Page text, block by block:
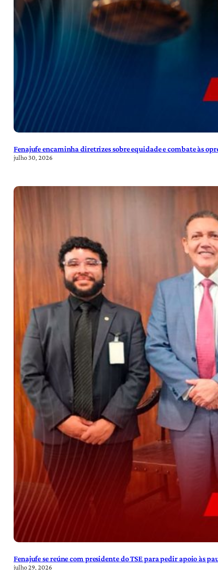
Fenajufe encaminha diretrizes sobre equidade e combate às
julho 30, 2026
Fenajufe se reúne com presidente do TSE para pedir apoio às
julho 29, 2026